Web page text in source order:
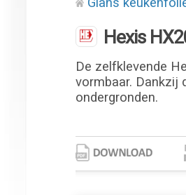
Hexis
De zelfklevende
vormbaar. Dankzij
ondergronden.